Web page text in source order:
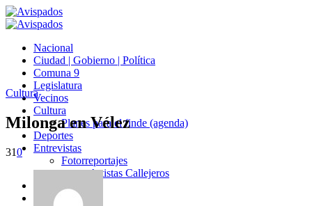
Nacional
Ciudad | Gobierno | Política
Comuna 9
Legislatura
Vecinos
Cultura
Planes para el finde (agenda)
Deportes
Entrevistas
Fotorreportajes
Artistas Callejeros
Avispados TV
Cultura
Milonga en Vélez
310